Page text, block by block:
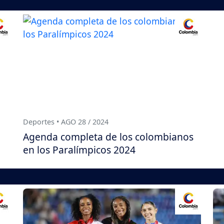
Deportes • AGO 28 / 2024
Agenda completa de los colombianos
en los Paralímpicos 2024